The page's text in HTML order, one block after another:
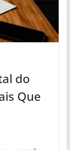
do
Que